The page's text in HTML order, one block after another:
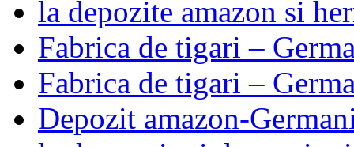
la depozite amazon si
Fabrica de tigari –
Fabrica de tigari –
Depozit amazon-